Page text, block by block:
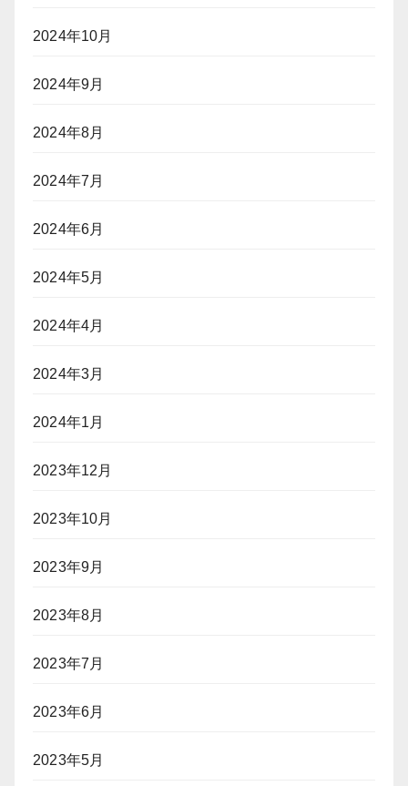
2024年10月
2024年9月
2024年8月
2024年7月
2024年6月
2024年5月
2024年4月
2024年3月
2024年1月
2023年12月
2023年10月
2023年9月
2023年8月
2023年7月
2023年6月
2023年5月